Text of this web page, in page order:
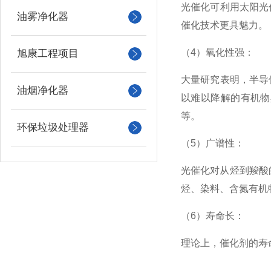
油雾净化器
旭康工程项目
油烟净化器
环保垃圾处理器
光催化可利用太阳
催化技术更具魅力。
（4）氧化性强：
大量研究表明，半
以难以降解的有机
等。
（5）广谱性：
光催化对从烃到羧
烃、染料、含氮有
（6）寿命长：
理论上，催化剂的寿